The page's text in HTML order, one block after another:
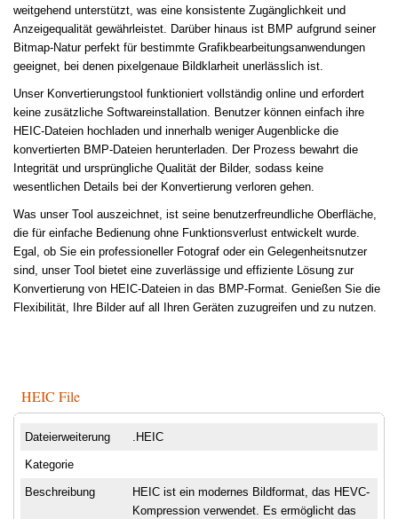
weitgehend unterstützt, was eine konsistente Zugänglichkeit und
Anzeigequalität gewährleistet. Darüber hinaus ist BMP aufgrund seiner
Bitmap-Natur perfekt für bestimmte Grafikbearbeitungsanwendungen
geeignet, bei denen pixelgenaue Bildklarheit unerlässlich ist.
Unser Konvertierungstool funktioniert vollständig online und erfordert
keine zusätzliche Softwareinstallation. Benutzer können einfach ihre
HEIC-Dateien hochladen und innerhalb weniger Augenblicke die
konvertierten BMP-Dateien herunterladen. Der Prozess bewahrt die
Integrität und ursprüngliche Qualität der Bilder, sodass keine
wesentlichen Details bei der Konvertierung verloren gehen.
Was unser Tool auszeichnet, ist seine benutzerfreundliche Oberfläche,
die für einfache Bedienung ohne Funktionsverlust entwickelt wurde.
Egal, ob Sie ein professioneller Fotograf oder ein Gelegenheitsnutzer
sind, unser Tool bietet eine zuverlässige und effiziente Lösung zur
Konvertierung von HEIC-Dateien in das BMP-Format. Genießen Sie die
Flexibilität, Ihre Bilder auf all Ihren Geräten zuzugreifen und zu nutzen.
HEIC File
Dateierweiterung .HEIC
Kategorie
Beschreibung
HEIC ist ein modernes Bildformat, das HEVC-
Kompression verwendet. Es ermöglicht das